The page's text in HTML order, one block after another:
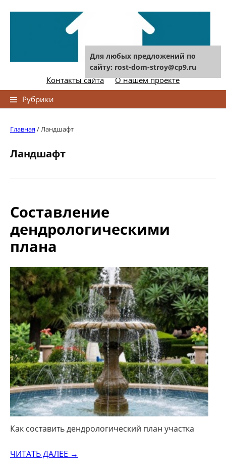
Контакты сайта
О нашем проекте
Рубрики
Главная/Ландшафт
Ландшафт
Составление
дендрологическими
плана
Как составить дендрологический план участка
ЧИТАТЬ ДАЛЕЕ →
Для любых предложений по
сайту: rost-dom-stroy@cp9.ru